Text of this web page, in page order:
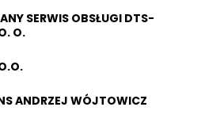
SERWIS OBSŁUGI DTS-
O.
ANDRZEJ WÓJTOWICZ